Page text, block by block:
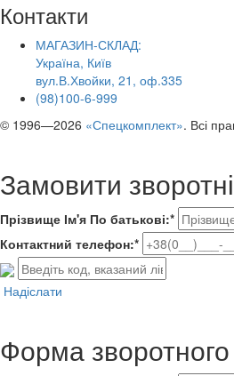
Контакти
МАГАЗИН-СКЛАД:
Україна, Київ
вул.В.Хвойки, 21, оф.335
(98)100-6-999
© 1996—2026 «Спецкомплект». Всі
Замовити
Прізвище Ім'я По батькові:*
Контактний телефон:*
Надіслати
Форма зворотного